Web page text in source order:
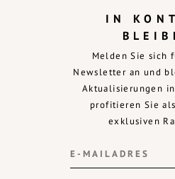
IN
Melden Sie sich
Newsletter an und
Aktualisierungen
profitieren Sie
exklusiven